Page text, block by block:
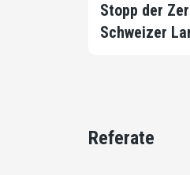
Stopp der
Schweizer
Referate